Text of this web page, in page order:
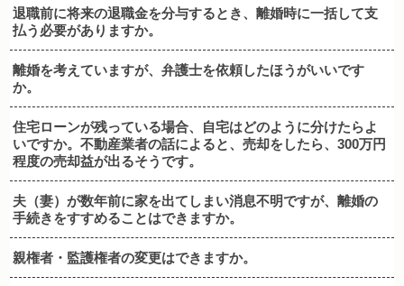
退職前に将来の退職金を分与するとき、離婚時に一括して支
払う必要がありますか。
離婚を考えていますが、弁護士を依頼したほうがいいです
か。
住宅ローンが残っている場合、自宅はどのように分けたらよ
いですか。不動産業者の話によると、売却をしたら、300万円
程度の売却益が出るそうです。
夫（妻）が数年前に家を出てしまい消息不明ですが、離婚の
手続きをすすめることはできますか。
親権者・監護権者の変更はできますか。